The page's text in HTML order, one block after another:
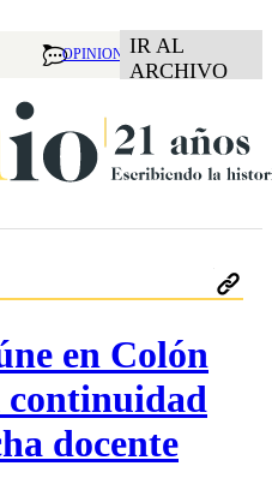
OPINION IR AL
ARCHIVO
en Colón
docente